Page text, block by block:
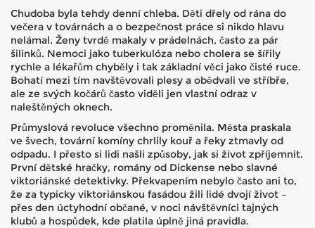
Chudoba byla tehdy denní chleba. Děti dřely od rána do
večera v továrnách a o bezpečnost práce si nikdo hlavu
nelámal. Ženy tvrdě makaly v prádelnách, často za pár
šilinků. Nemoci jako tuberkulóza nebo cholera se šířily
rychle a lékařům chyběly i tak základní věci jako čisté ruce.
Bohatí mezi tím navštěvovali plesy a obědvali ve stříbře,
ale ze svých kočárů často viděli jen vlastní odraz v
naleštěných oknech.
Průmyslová revoluce všechno proměnila. Města praskala
ve švech, tovární komíny chrlily kouř a řeky ztmavly od
odpadu. I přesto si lidi našli způsoby, jak si život zpříjemnit.
První dětské hračky, romány od Dickense nebo slavné
viktoriánské detektivky. Překvapením nebylo často ani to,
že za typicky viktoriánskou fasádou žili lidé dvojí život –
přes den úctyhodní občané, v noci návštěvníci tajných
klubů a hospůdek, kde platila úplně jiná pravidla.